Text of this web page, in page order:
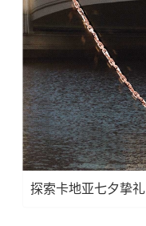
探索卡地亚七夕挚礼